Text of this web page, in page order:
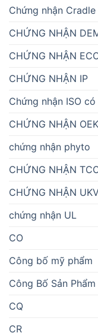
Chứng nhận
CHỨNG NHẬN
CHỨNG NHẬN
CHỨNG NHẬN IP
Chứng nhận ISO
CHỨNG NHẬN
chứng nhận phyto
CHỨNG NHẬN
CHỨNG NHẬN
chứng nhận UL
CO
Công bố mỹ phẩm
Công Bố Sản Phẩm
CQ
CR